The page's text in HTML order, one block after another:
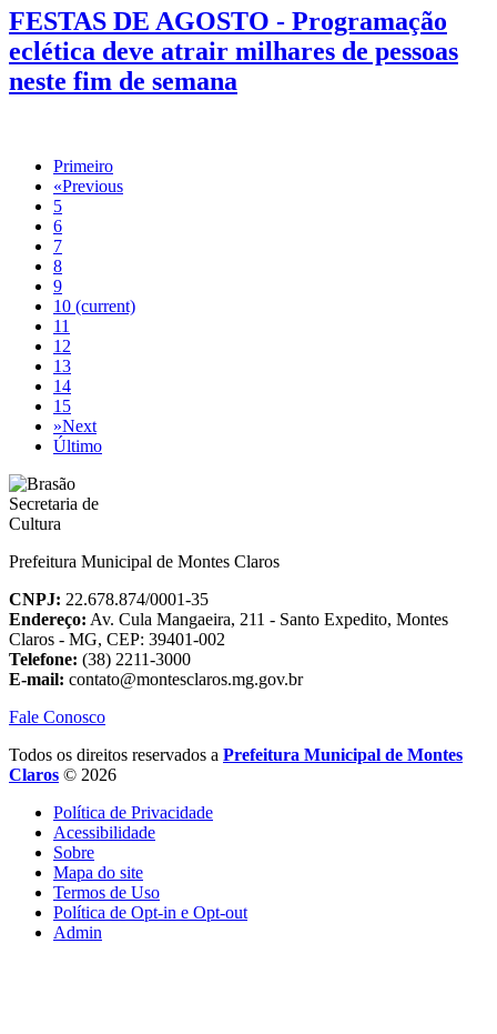
FESTAS DE AGOSTO - Programação
eclética deve atrair milhares de pessoas
neste fim de semana
Primeiro
«Previous
5
6
7
8
9
10 (current)
11
12
13
14
15
»Next
Último
Prefeitura Municipal de Montes Claros
CNPJ: 22.678.874/0001-35
Endereço: Av. Cula Mangaeira, 211 - Santo Expedito, Montes
Claros - MG, CEP: 39401-002
Telefone: (38) 2211-3000
E-mail: contato@montesclaros.mg.gov.br
Fale Conosco
Todos os direitos reservados a Prefeitura Municipal de Montes
Claros © 2026
Política de Privacidade
Acessibilidade
Sobre
Mapa do site
Termos de Uso
Política de Opt-in e Opt-out
Admin